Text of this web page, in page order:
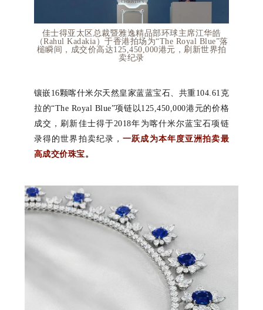
佳士得亚太区总裁暨雅逸精品部环球主席江华皓
（Rahul Kadakia ）于香港拍场为“The Royal Blue”落
槌瞬间，成交价高达125,450,000港元 ，刷新世界拍
卖纪录
镶嵌 16颗喀什米尔天然皇家蓝蓝宝石、共重104.61 克
拉的“The Royal Blue”项链 以125,450,000港元的价格
成交，刷新佳士得于2018年为喀什米尔蓝宝石项链
录得的世界拍卖纪录，一跃成为本年度亚洲拍卖最
高成交价珠宝。